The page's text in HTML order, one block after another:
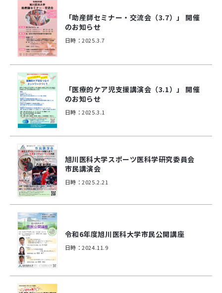
「助産師セミナー・交流会（3.7）」 開催
のお知らせ
日時：2025.3.7
「医療的ケア児支援講演会（3.1）」 開催
のお知らせ
日時：2025.3.1
旭川医科大学スポーツ医科学研究委員会
市民講演会
日時：2025.2.21
令和6年度旭川医科大学市民公開講座
日時：2024.11.9